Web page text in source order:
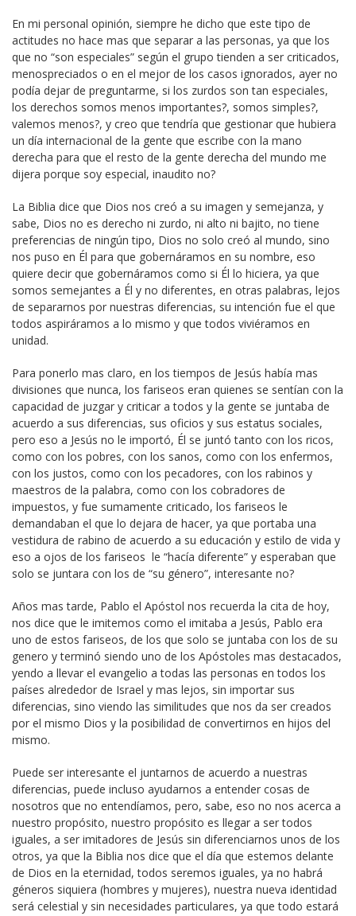
En mi personal opinión, siempre he dicho que este tipo de
actitudes no hace mas que separar a las personas, ya que los
que no “son especiales” según el grupo tienden a ser criticados,
menospreciados o en el mejor de los casos ignorados, ayer no
podía dejar de preguntarme, si los zurdos son tan especiales,
los derechos somos menos importantes?, somos simples?,
valemos menos?, y creo que tendría que gestionar que hubiera
un día internacional de la gente que escribe con la mano
derecha para que el resto de la gente derecha del mundo me
dijera porque soy especial, inaudito no?
La Biblia dice que Dios nos creó a su imagen y semejanza, y
sabe, Dios no es derecho ni zurdo, ni alto ni bajito, no tiene
preferencias de ningún tipo, Dios no solo creó al mundo, sino
nos puso en Él para que gobernáramos en su nombre, eso
quiere decir que gobernáramos como si Él lo hiciera, ya que
somos semejantes a Él y no diferentes, en otras palabras, lejos
de separarnos por nuestras diferencias, su intención fue el que
todos aspiráramos a lo mismo y que todos viviéramos en
unidad.
Para ponerlo mas claro, en los tiempos de Jesús había mas
divisiones que nunca, los fariseos eran quienes se sentían con la
capacidad de juzgar y criticar a todos y la gente se juntaba de
acuerdo a sus diferencias, sus oficios y sus estatus sociales,
pero eso a Jesús no le importó, Él se juntó tanto con los ricos,
como con los pobres, con los sanos, como con los enfermos,
con los justos, como con los pecadores, con los rabinos y
maestros de la palabra, como con los cobradores de
impuestos, y fue sumamente criticado, los fariseos le
demandaban el que lo dejara de hacer, ya que portaba una
vestidura de rabino de acuerdo a su educación y estilo de vida y
eso a ojos de los fariseos le “hacía diferente” y esperaban que
solo se juntara con los de “su género”, interesante no?
Años mas tarde, Pablo el Apóstol nos recuerda la cita de hoy,
nos dice que le imitemos como el imitaba a Jesús, Pablo era
uno de estos fariseos, de los que solo se juntaba con los de su
genero y terminó siendo uno de los Apóstoles mas destacados,
yendo a llevar el evangelio a todas las personas en todos los
países alrededor de Israel y mas lejos, sin importar sus
diferencias, sino viendo las similitudes que nos da ser creados
por el mismo Dios y la posibilidad de convertirnos en hijos del
mismo.
Puede ser interesante el juntarnos de acuerdo a nuestras
diferencias, puede incluso ayudarnos a entender cosas de
nosotros que no entendíamos, pero, sabe, eso no nos acerca a
nuestro propósito, nuestro propósito es llegar a ser todos
iguales, a ser imitadores de Jesús sin diferenciarnos unos de los
otros, ya que la Biblia nos dice que el día que estemos delante
de Dios en la eternidad, todos seremos iguales, ya no habrá
géneros siquiera (hombres y mujeres), nuestra nueva identidad
será celestial y sin necesidades particulares, ya que todo estará